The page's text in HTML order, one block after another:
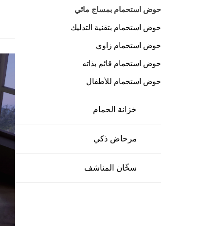
حوض استحمام بمساج مائي
حوض استحمام بتقنية التدليك
حوض استحمام زاوي
حوض استحمام قائم بذاته
حوض استحمام للأطفال
خزانة الحمام
مرحاض ذكي
سخّان المناشف